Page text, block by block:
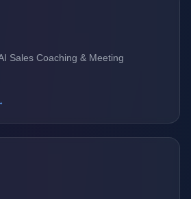
Sales Coaching & Meeting